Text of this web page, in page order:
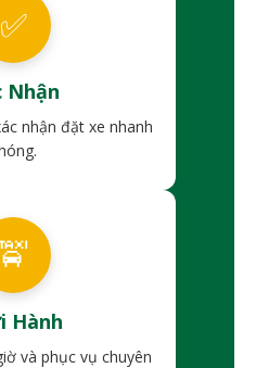
✅
Nhận
nhận đặt xe nhanh
Hành
và phục vụ chuyên